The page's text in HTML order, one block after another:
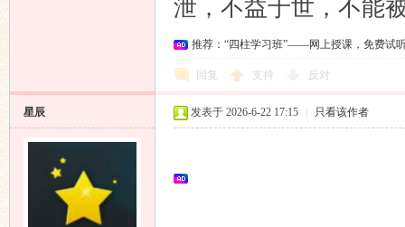
泄，不益于世，不能
推荐：“四柱学习班”——网上授课，免费试
回复 支持 反对
星辰 发表于 2026-6-22 17:15 只看该作者